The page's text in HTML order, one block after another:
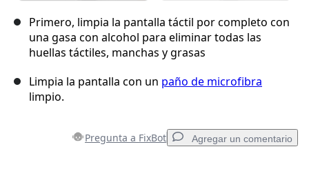
Primero, limpia la pantalla táctil por completo con
una gasa con alcohol para eliminar todas las
huellas táctiles, manchas y grasas
Limpia la pantalla con un paño de microfibra
limpio.
Pregunta a FixBot Agregar un comentario